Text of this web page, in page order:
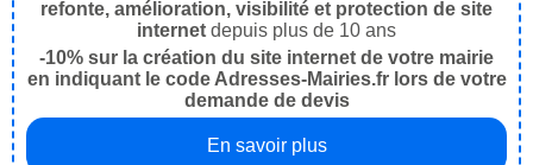
refonte, amélioration, visibilité et protection de site
internet depuis plus de 10 ans
-10% sur la création du site internet de votre mairie
en indiquant le code Adresses-Mairies.fr lors de votre
demande de devis
En savoir plus